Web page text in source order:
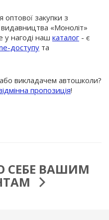
закупки з
«Моноліт»
у нагоді наш каталог - є
доступу та
викладачем автошколи?
пропозиція!
СЕБЕ ВАШИМ